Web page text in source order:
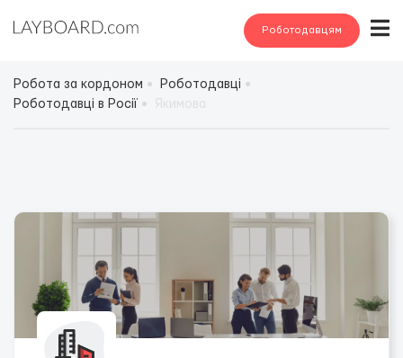
Роботодавцям
Робота за кордоном
Роботодавці
Роботодавці в Росії